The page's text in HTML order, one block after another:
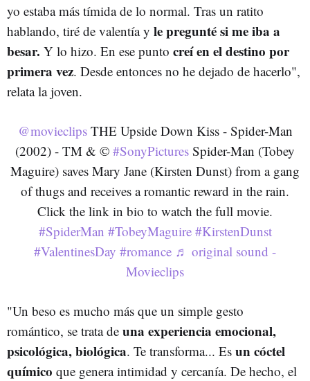
yo estaba más tímida de lo normal. Tras un ratito
hablando, tiré de valentía y le pregunté si me iba a
besar. Y lo hizo. En ese punto creí en el destino por
primera vez. Desde entonces no he dejado de hacerlo",
relata la joven.
@movieclipsTHE Upside Down Kiss - Spider-Man
(2002) - TM & © #SonyPictures Spider-Man (Tobey
Maguire) saves Mary Jane (Kirsten Dunst) from a gang
of thugs and receives a romantic reward in the rain.
Click the link in bio to watch the full movie.
#SpiderMan #TobeyMaguire #KirstenDunst
#ValentinesDay #romance ♬ original sound -
Movieclips
"Un beso es mucho más que un simple gesto
romántico, se trata de una experiencia emocional,
psicológica, biológica. Te transforma... Es un cóctel
químico que genera intimidad y cercanía. De hecho, el